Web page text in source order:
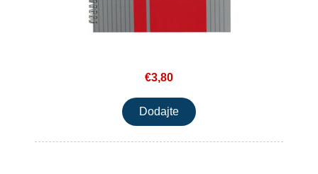
€3,80